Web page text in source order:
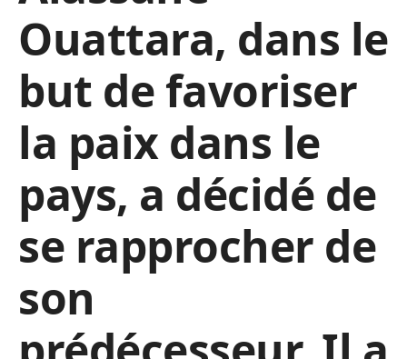
Ouattara, dans le
but de favoriser
la paix dans le
pays, a décidé de
se rapprocher de
son